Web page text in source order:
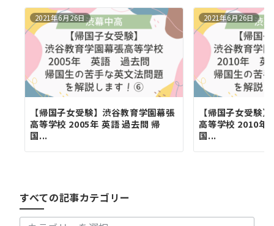
2021年6月26日
【帰国子女受験】渋谷教育学園幕張
高等学校 2005年 英語 過去問 帰
国...
2021年6月26日
【帰国子女受験
高等学校 2010年
国...
すべての記事カテゴリー
す
記
事